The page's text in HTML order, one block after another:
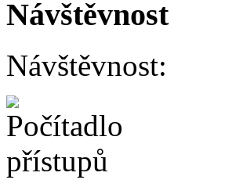
Návštěvnost
Návštěvnost: